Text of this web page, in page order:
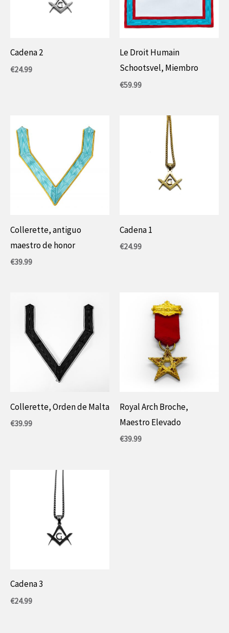
Cadena 2
€24.99
Le Droit Humain
Schootsvel, Miembro
€59.99
Collerette, antiguo
maestro de honor
€39.99
Cadena 1
€24.99
Collerette, Orden de Malta
€39.99
Royal Arch Broche,
Maestro Elevado
€39.99
Cadena 3
€24.99